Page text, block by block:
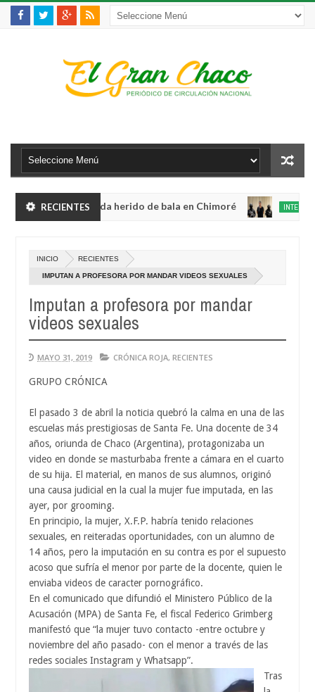
RECIENTES
robo y queda herido de bala en Chimoré INTERNACIONAL
robo y queda herido de bala en Chimoré
Aug
2026 0
INTERNACIONAL
a 12 ministerios y concentra competencias estratégicas
INICIO RECIENTES
IMPUTAN A PROFESORA POR MANDAR VIDEOS SEXUALES
Imputan a profesora por mandar
videos sexuales
MAYO 31, 2019 CRÓNICA ROJA, RECIENTES
GRUPO CRÓNICA
El pasado 3 de abril la noticia quebró la calma en una de las
escuelas más prestigiosas de Santa Fe. Una docente de 34
años, oriunda de Chaco (Argentina), protagonizaba un
video en donde se masturbaba frente a cámara en el cuarto
de su hija. El material, en manos de sus alumnos, originó
una causa judicial en la cual la mujer fue imputada, en las
ayer, por grooming.
En principio, la mujer, X.F.P. habría tenido relaciones
sexuales, en reiteradas oportunidades, con un alumno de
14 años, pero la imputación en su contra es por el supuesto
acoso que sufría el menor por parte de la docente, quien le
enviaba videos de caracter pornográfico.
En el comunicado que difundió el Ministero Público de la
Acusación (MPA) de Santa Fe, el fiscal Federico Grimberg
manifestó que “la mujer tuvo contacto -entre octubre y
noviembre del año pasado- con el menor a través de las
redes sociales Instagram y Whatsapp”.
Tras